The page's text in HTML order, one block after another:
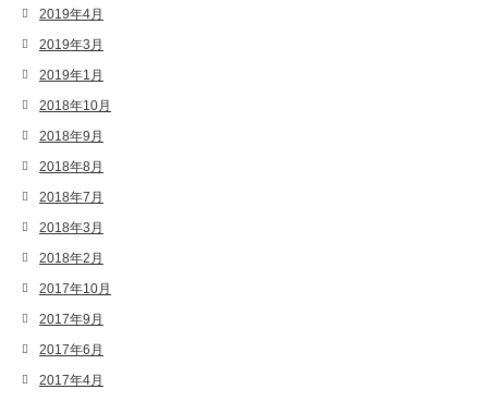
2019年4月
2019年3月
2019年1月
2018年10月
2018年9月
2018年8月
2018年7月
2018年3月
2018年2月
2017年10月
2017年9月
2017年6月
2017年4月